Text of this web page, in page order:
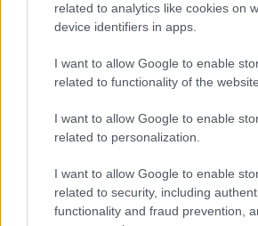
related to analytics like cookies on
device identifiers in apps.
I want to allow Google to enable
related to functionality of the
I want to allow Google to enable
related to personalization.
I want to allow Google to enable
related to security, including
functionality and fraud prevention,
A
pszichológus szerint ez
leghatékonyabb módszer
kezelésére
A tapasztalatok szerint egy
testképzavar is fokozhatja a
folyamatosan másokhoz
tarthat, hogy mások ugyanígy